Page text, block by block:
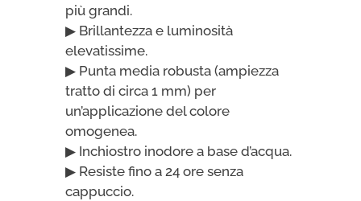
più grandi.
▶ Brillantezza e luminosità
elevatissime.
▶ Punta media robusta (ampiezza
tratto di circa 1 mm) per
un’applicazione del colore
omogenea.
▶ Inchiostro inodore a base d’acqua.
▶ Resiste fino a 24 ore senza
cappuccio.